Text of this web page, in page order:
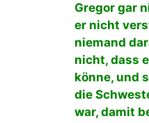
Gregor gar
er nicht
niemand
nicht, dass
könne, und
die
war, damit